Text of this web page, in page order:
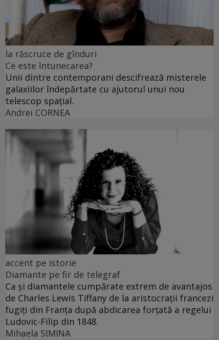
la răscruce de gînduri
Ce este întunecarea?
Unii dintre contemporani descifrează misterele
galaxiilor îndepărtate cu ajutorul unui nou
telescop spațial.
Andrei CORNEA
accent pe istorie
Diamante pe fir de telegraf
Ca și diamantele cumpărate extrem de avantajos
de Charles Lewis Tiffany de la aristocrații francezi
fugiți din Franța după abdicarea forțată a regelui
Ludovic-Filip din 1848.
Mihaela SIMINA